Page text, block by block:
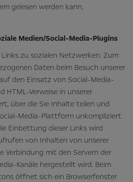
gelesen werden kann.
Medien/Social-Media-Plugins
zu sozialen Netzwerken. Zum
Daten beim Besuch unserer
den Einsatz von Social-Media-
HTML-Verweise in unserer
über die Sie Inhalte teilen und
Media-Plattform unkompliziert
Einbettung dieser Links wird
von Inhalten von unserer
Verbindung mit den Servern der
Kanäle hergestellt wird. Beim
öffnet sich ein Browserfenster